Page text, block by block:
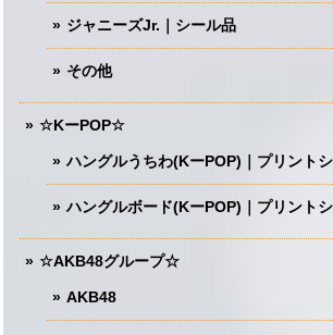
ジャニーズJr.｜シール品
その他
☆KーPOP☆
ハングルうちわ(KーPOP)｜プリント
ハングルボード(KーPOP)｜プリント
☆AKB48グループ☆
AKB48